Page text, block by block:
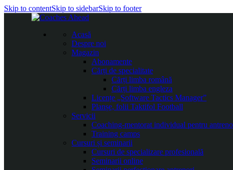
Skip to contentSkip to sidebarSkip to footer
Acasă
Despre noi
Magazin
Abonamente
Cărți de specialitate
Cărți limba română
Cărți limba engleza
Licențe „Software Tactics Manager”
Planșe, folii Taktifol Football
Servicii
Coaching-mentorat individual pentru
Training camps
Cursuri și seminarii
Cursuri de specializare profesională
Seminarii online